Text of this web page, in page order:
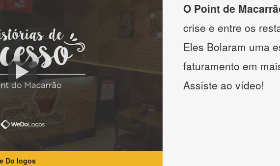
Do logos
O Point de
crise e entre os
Eles Bolaram uma
faturamento em
Assiste ao vídeo!